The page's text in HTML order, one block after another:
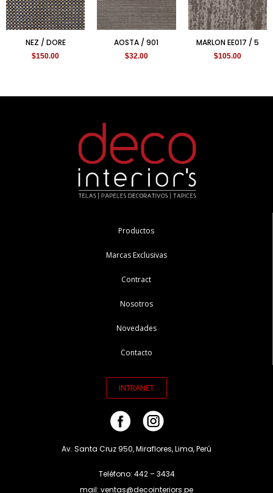
NEZ / DORE
$150.00
AOSTA / 901
$32.00
MARLON EE017 / 5
$105.00
Productos
Marcas Exclusivas
Contract
Nosotros
Novedades
Contacto
INTRANET
Av. Santa Cruz 950, Miraflores, Lima, Perú
Teléfono: 442 – 3434
mail: ventas@decointeriors.pe